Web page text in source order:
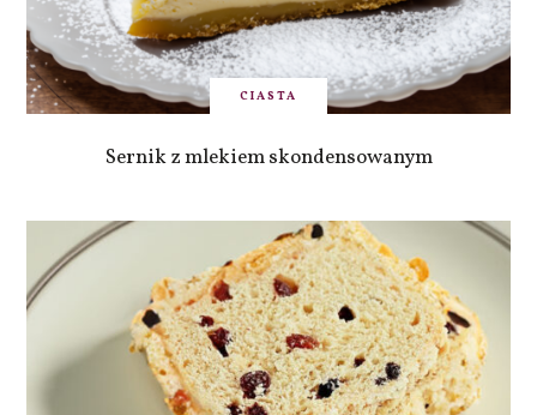
CIASTA
Sernik z mlekiem skondensowanym